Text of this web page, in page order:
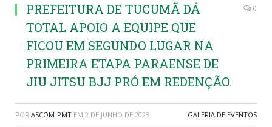
PREFEITURA DE TUCUMÃ DÁ
TOTAL APOIO A EQUIPE QUE
FICOU EM SEGUNDO LUGAR NA
PRIMEIRA ETAPA PARAENSE DE
JIU JITSU BJJ PRÓ EM REDENÇÃO.
0
POR ASCOM-PMT EM 2 DE JUNHO DE 2023 GALERIA DE EVENTOS